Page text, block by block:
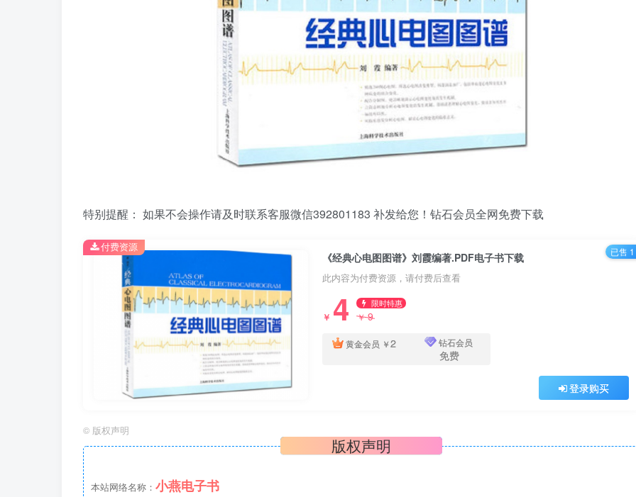
特别提醒： 如果不会操作请及时联系客服微信392801183 补发给您！钻石会员全网免费下载
《经典心电图图谱》刘霞编著.PDF电子书下载
此内容为付费资源，请付费后查看
￥ 4 限时特惠
￥9
黄金会员 ￥2 钻石会员
免费
登录购买
付费资源 已售 1
© 版权声明
版权声明
本站网络名称： 小燕电子书